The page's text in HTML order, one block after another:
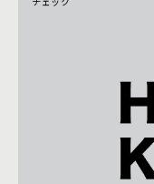
チェック